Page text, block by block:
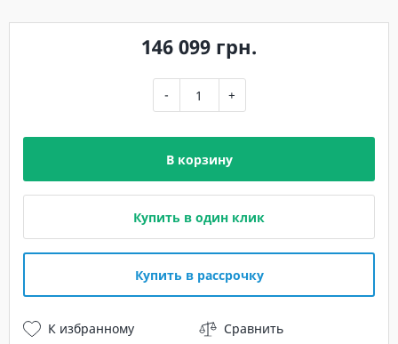
146 099 грн.
- +
В корзину
Купить в один клик
Купить в рассрочку
К избранному Сравнить